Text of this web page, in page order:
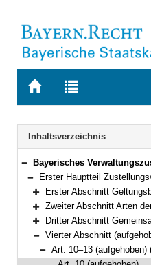
Zur
BAYERN.RECHT
Zur
letzten
Suche
Navigation
Inhaltsverzeichnis
Bereich reduzieren
Bayerisches Verwaltungszustellungs- und Vollstreckungsgesetz (VwZVG) in der
Bereich reduzieren
Erster Hauptteil
Bereich erweitern
Erster Abschnitt
Bereich erweitern
Zweiter Abschnitt Arten
Bereich erweitern
Dritter Abschnitt Gemeinsame
Bereich reduzieren
Vierter Abschnitt
Bereich reduzieren
Art. 10–13 (aufgehoben)